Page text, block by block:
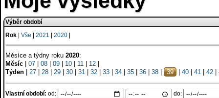
Výběr období
Rok
Vše 2021 2020
Měsíce a týdny roku 2020:
Měsíc
07 08 09 10 11 12
Týden
27 28 29 30 31 32 33 34 35 36 38 39 40 41 42
Vlastní období: od: do: